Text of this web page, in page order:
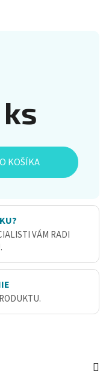
KOŠÍKA
VÁM RADI